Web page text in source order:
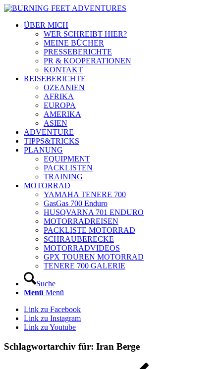
ÜBER MICH
WER SCHREIBT HIER?
MEINE BÜCHER
PRESSEBERICHTE
PR & KOOPERATIONEN
KONTAKT
REISEBERICHTE
OZEANIEN
AFRIKA
EUROPA
AMERIKA
ASIEN
ADVENTURE
TIPPS&TRICKS
PLANUNG
EQUIPMENT
PACKLISTEN
TRAINING
MOTORRAD
YAMAHA TENERE 700
GasGas 700 Enduro
HUSQVARNA 701 ENDURO
MOTORRADREISEN
PACKLISTE MOTORRAD
SCHRAUBERECKE
MOTORRADVIDEOS
GPX TOUREN MOTORRAD
TENERE 700 GALERIE
Suche
Menü Menü
Link zu Facebook
Link zu Instagram
Link zu Youtube
Schlagwortarchiv für: Iran Berge